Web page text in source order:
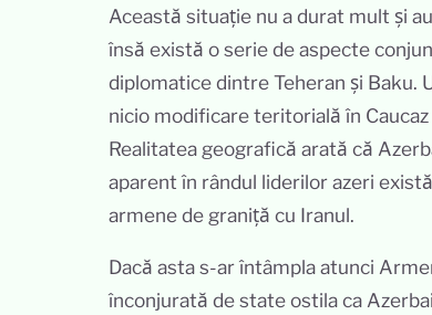
Această situație nu a durat mult și
însă există o serie de aspecte
diplomatice dintre Teheran și Baku.
nicio modificare teritorială în
Realitatea geografică arată că
aparent în rândul liderilor azeri
armene de graniță cu Iranul.
Dacă asta s-ar întâmpla atunci
înconjurată de state ostila ca